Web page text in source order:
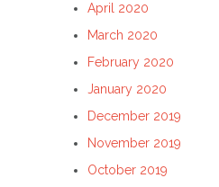
April 2020
March 2020
February 2020
January 2020
December 2019
November 2019
October 2019